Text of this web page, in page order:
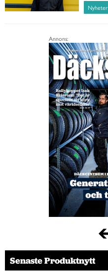
Nyheter
Annons:
Senaste Produktnytt